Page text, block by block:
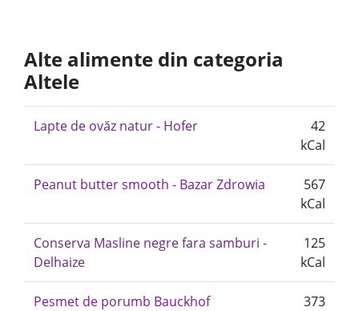
Alte alimente din categoria
Altele
Lapte de ovăz natur - Hofer
42
kCal
Peanut butter smooth - Bazar Zdrowia
567
kCal
Conserva Masline negre fara samburi -
Delhaize
125
kCal
Pesmet de porumb Bauckhof
373